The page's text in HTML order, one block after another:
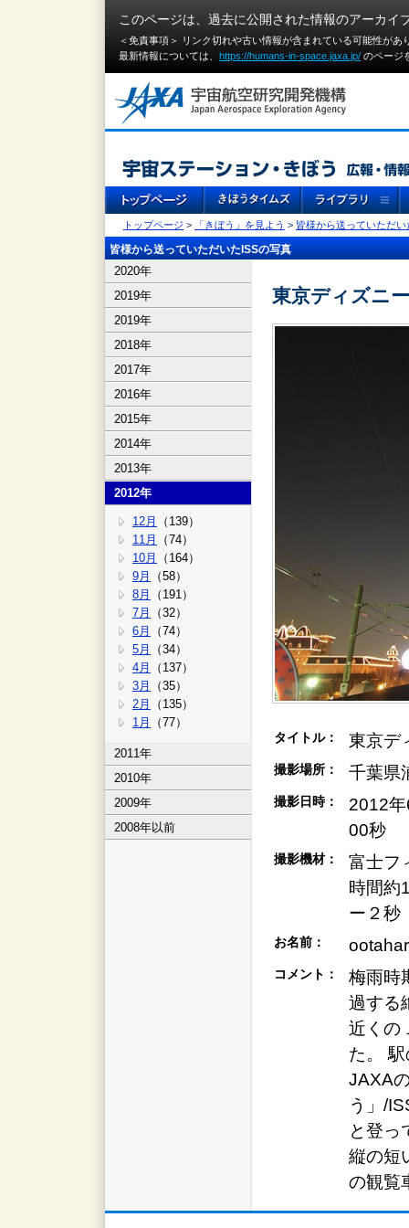
このページは、過去に公開された情報のアーカイ
＜免責事項＞ リンク切れや古い情報が含まれている可能性が
最新情報については、 https://humans-in-space.jaxa.jp/ のページ
トップページ > 「きぼう」を見よう > 皆様から送っていただい
皆様から送っていただいたISSの写真
2020年
2019年
2019年
2018年
2017年
2016年
2015年
2014年
2013年
2012年
12月
（139）
11月
（74）
10月
（164）
9月
（58）
8月
（191）
7月
（32）
6月
（74）
5月
（34）
4月
（137）
3月
（35）
2月
（135）
1月
（77）
2011年
2010年
2009年
2008年以前
東京ディズニ
タイトル： 東京デ
撮影場所： 千葉県
撮影日時：
2012
00秒
撮影機材：
富士
時間約
ー２秒
お名前：
コメント：
梅雨時
過する
近くの
た。
JAXA
う」/
と登っ
縦の短
の観覧